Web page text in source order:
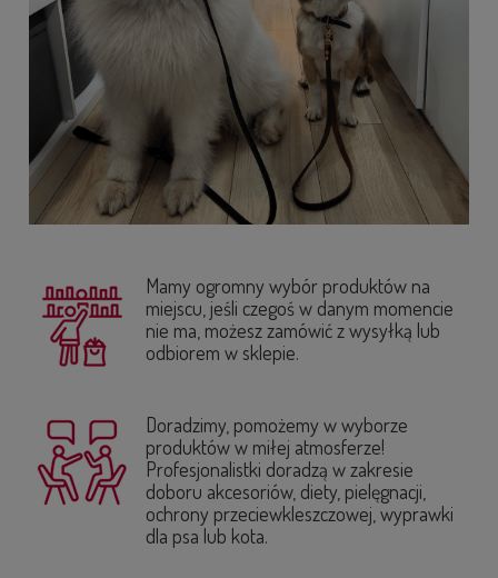
Mamy ogromny wybór produktów na
miejscu, jeśli czegoś w danym momencie
nie ma, możesz zamówić z wysyłką lub
odbiorem w sklepie.
Doradzimy, pomożemy w wyborze
produktów w miłej atmosferze!
Profesjonalistki doradzą w zakresie
doboru akcesoriów, diety, pielęgnacji,
ochrony przeciewkleszczowej, wyprawki
dla psa lub kota.